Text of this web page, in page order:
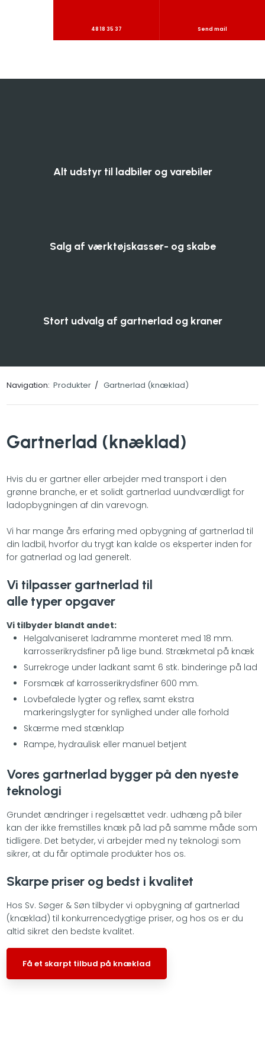
48 18 35 37 Send mail
Alt udstyr til ladbiler og varebiler
Salg af værktøjskasser- og skabe
Stort udvalg af gartnerlad og kraner
Navigation: Produkter / Gartnerlad (knæklad)
Gartnerlad (knæklad)
Hvis du er gartner eller arbejder med transport i den
grønne branche, er et solidt gartnerlad uundværdligt for
ladopbygningen af din varevogn.
Vi har mange års erfaring med opbygning af gartnerlad til
din ladbil, hvorfor du trygt kan kalde os eksperter inden for
for gatnerlad og lad generelt.
Vi tilpasser gartnerlad til
​alle typer opgaver
Vi tilbyder blandt andet:
​​​​Helgalvaniseret ladramme monteret med 18 mm.
karrosserikrydsfiner på lige bund. Strækmetal på knæk
Surrekroge under ladkant samt 6 stk. binderinge på lad
Forsmæk af karrosserikrydsfiner 600 mm.
Lovbefalede lygter og reflex, samt ekstra
markeringslygter for synlighed under alle forhold
Skærme med stænklap
​Rampe, hydraulisk eller manuel betjent
Vores gartnerlad bygger på den nyeste
teknologi
​​Grundet ændringer i regelsættet vedr. udhæng på biler
kan der ikke fremstilles knæk på lad på samme måde som
tidligere. Det betyder, vi arbejder med ny teknologi som
sikrer, at du får optimale produkter hos os.​
Skarpe priser og bedst i kvalitet​
Hos Sv. Søger & Søn tilbyder vi opbygning af gartnerlad
(knæklad) til konkurrencedygtige priser, og hos os er du
altid sikret den bedste kvalitet.
Få et skarpt tilbud på knæklad​